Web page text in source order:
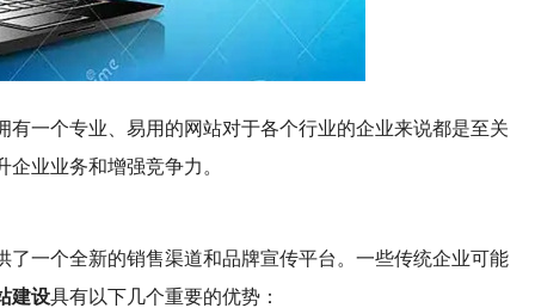
一个专业、易用的网站对于各个行业的企业来说都是至关
企业业务和增强竞争力。
一个全新的销售渠道和品牌宣传平台。一些传统企业可能
建设具有以下几个重要的优势：